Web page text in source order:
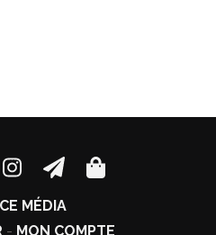
MÉDIA
- MON COMPTE